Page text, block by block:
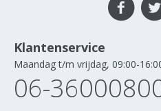
Klantenservice
Maandag t/m vrijdag, 09:00-
06-